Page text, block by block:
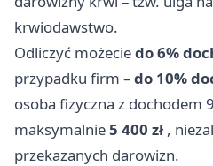
krwiodawstwo.
Odliczyć możeciedo 6%
przypadku firm –do 10%
osoba fizyczna z dochodem
maksymalnie5 400 zł ,
przekazanych darowizn.